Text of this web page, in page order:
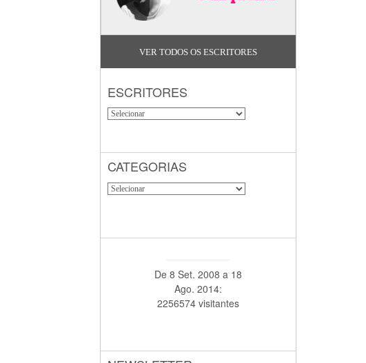
VER TODOS OS ESCRITORES
ESCRITORES
CATEGORIAS
De 8 Set. 2008 a 18
Ago. 2014:
2256574 visitantes